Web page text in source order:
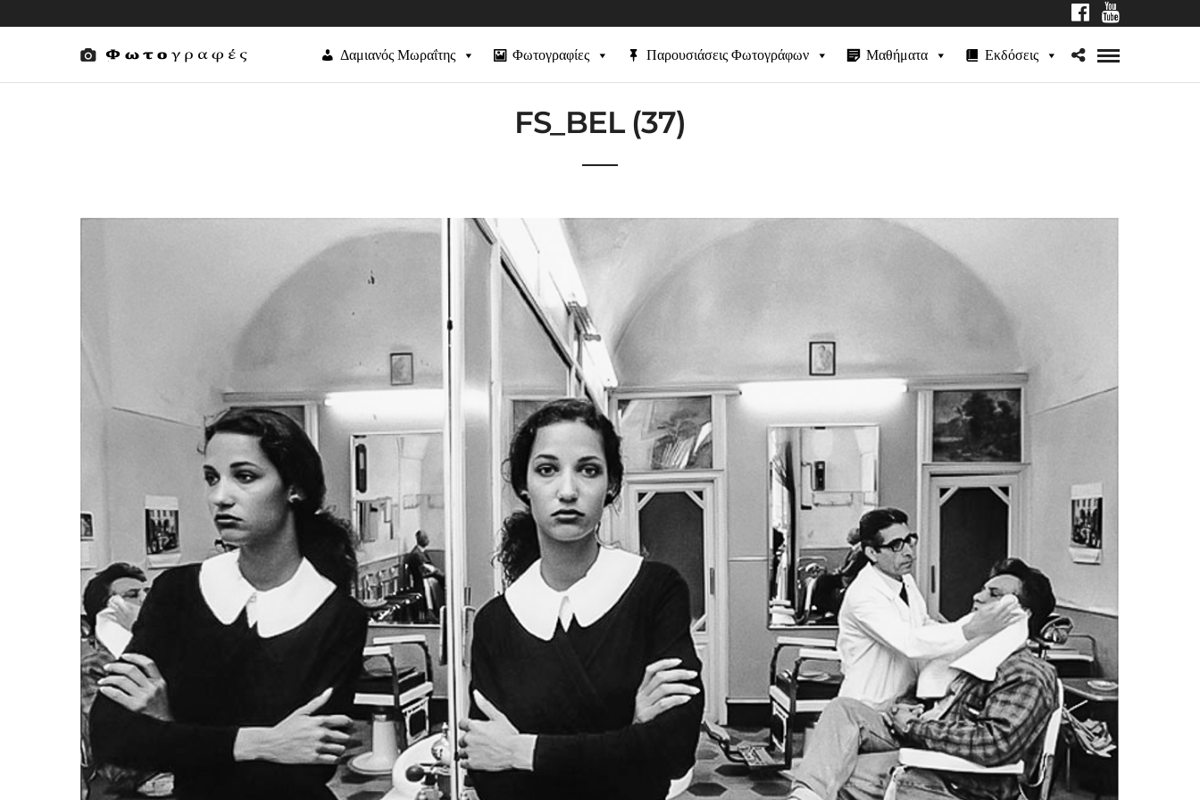
Δαμιανός Μωραΐτης Φωτογραφίες Παρουσιάσεις Φωτογράφων Μαθήματα Εκδόσεις
FS_BEL (37)